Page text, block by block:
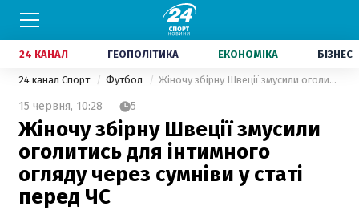
24 КАНАЛ ГЕОПОЛІТИКА ЕКОНОМІКА БІЗНЕС
24 канал Спорт Футбол Жіночу збірну Швеції змусили оголитись для інтимного огляду через сумніви у статі перед ЧС
15 червня, 10:28 5
Жіночу збірну Швеції змусили
оголитись для інтимного
огляду через сумніви у статі
перед ЧС